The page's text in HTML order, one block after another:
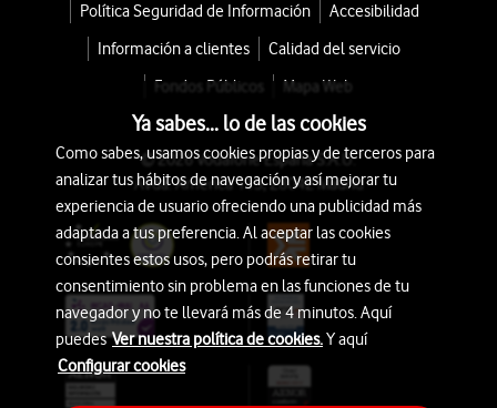
Política Seguridad de Información
Accesibilidad
Información a clientes
Calidad del servicio
Fondos Públicos
Mapa Web
© 2026 Vodafone España S.A.U.
Avda. América 115, 28042 Madrid
Ya sabes... lo de las cookies
Como sabes, usamos cookies propias y de terceros para
analizar tus hábitos de navegación y así mejorar tu
experiencia de usuario ofreciendo una publicidad más
adaptada a tus preferencia. Al aceptar las cookies
consientes estos usos, pero podrás retirar tu
consentimiento sin problema en las funciones de tu
navegador y no te llevará más de 4 minutos. Aquí
puedesVer nuestra política de cookies.Y aquí
Configurar cookies